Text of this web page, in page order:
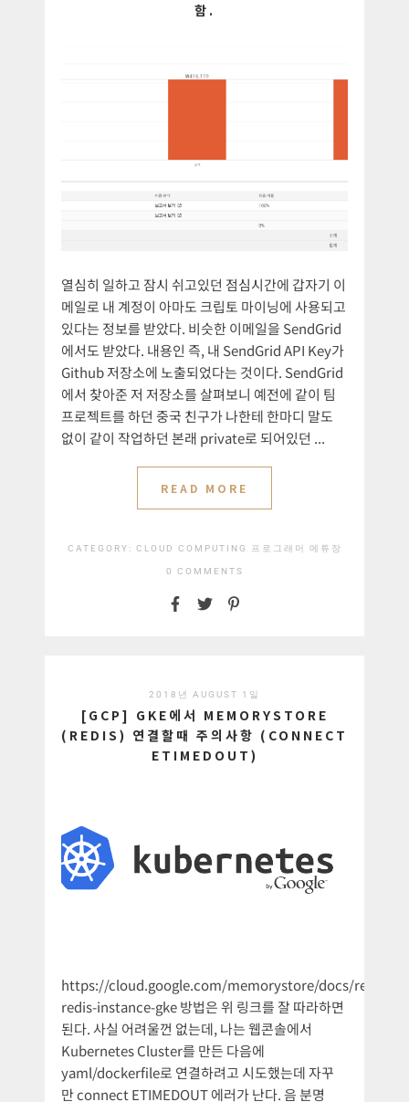
함.
열심히 일하고 잠시 쉬고있던 점심시간에 갑자기 이
메일로 내 계정이 아마도 크립토 마이닝에 사용되고
있다는 정보를 받았다. 비슷한 이메일을 SendGrid
에서도 받았다. 내용인 즉, 내 SendGrid API Key가
Github 저장소에 노출되었다는 것이다. SendGrid
에서 찾아준 저 저장소를 살펴보니 예전에 같이 팀
프로젝트를 하던 중국 친구가 나한테 한마디 말도
없이 같이 작업하던 본래 private로 되어있던 ...
READ MORE
CATEGORY: CLOUD COMPUTING 프로그래머 메튜장
0 COMMENTS
2018년 AUGUST 1일
[GCP] GKE에서 MEMORYSTORE
(REDIS) 연결할때 주의사항 (CONNECT
ETIMEDOUT)
https://cloud.google.com/memorystore/docs/redis/
redis-instance-gke 방법은 위 링크를 잘 따라하면
된다. 사실 어려울껀 없는데, 나는 웹콘솔에서
Kubernetes Cluster를 만든 다음에
yaml/dockerfile로 연결하려고 시도했는데 자꾸
만 connect ETIMEDOUT 에러가 난다. 음 분명